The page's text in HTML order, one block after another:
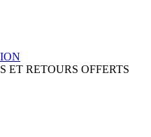
ET RETOURS OFFERTS